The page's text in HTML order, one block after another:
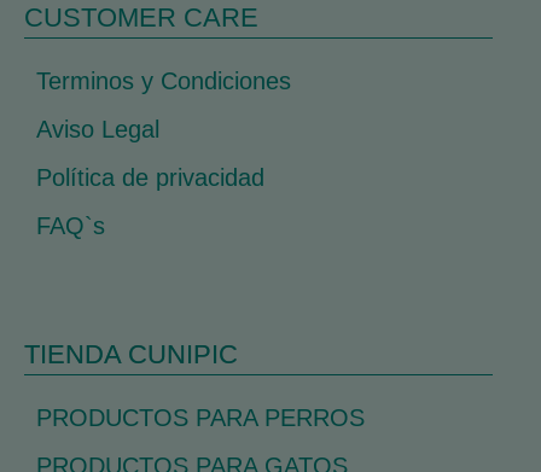
CUSTOMER CARE
Terminos y Condiciones
Aviso Legal
Política de privacidad
FAQ`s
TIENDA CUNIPIC
PRODUCTOS PARA PERROS
PRODUCTOS PARA GATOS